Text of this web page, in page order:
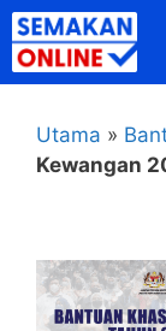
Skip
to
content
Utama »
Kewangan